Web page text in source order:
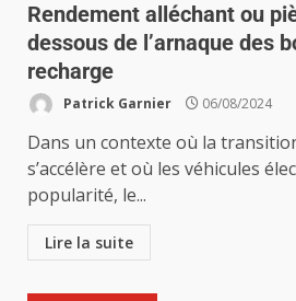
Rendement alléchant ou
dessous de l’arnaque des
recharge
Patrick Garnier 06/08/2024
Dans un contexte où la
s’accélère et où les véhicules
popularité, le...
Lire la suite